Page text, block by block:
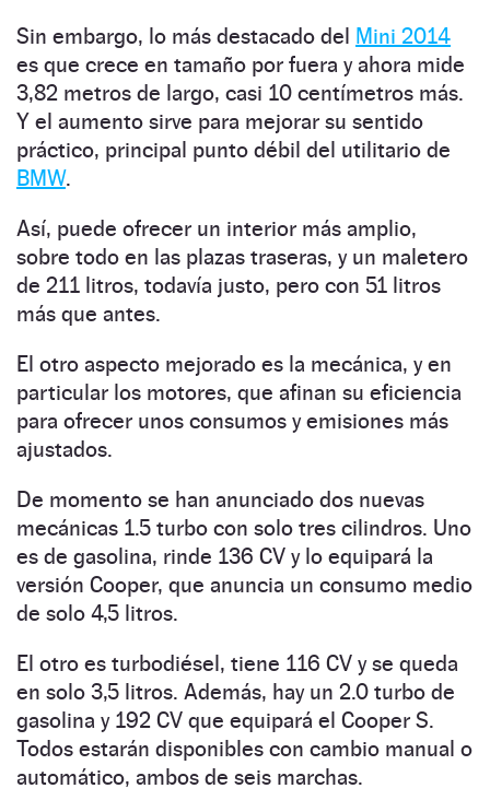
Sin embargo, lo más destacado del Mini 2014
es que crece en tamaño por fuera y ahora mide
3,82 metros de largo, casi 10 centímetros más.
Y el aumento sirve para mejorar su sentido
práctico, principal punto débil del utilitario de
BMW.
Así, puede ofrecer un interior más amplio,
sobre todo en las plazas traseras, y un maletero
de 211 litros, todavía justo, pero con 51 litros
más que antes.
El otro aspecto mejorado es la mecánica, y en
particular los motores, que afinan su eficiencia
para ofrecer unos consumos y emisiones más
ajustados.
De momento se han anunciado dos nuevas
mecánicas 1.5 turbo con solo tres cilindros. Uno
es de gasolina, rinde 136 CV y lo equipará la
versión Cooper, que anuncia un consumo medio
de solo 4,5 litros.
El otro es turbodiésel, tiene 116 CV y se queda
en solo 3,5 litros. Además, hay un 2.0 turbo de
gasolina y 192 CV que equipará el Cooper S.
Todos estarán disponibles con cambio manual o
automático, ambos de seis marchas.